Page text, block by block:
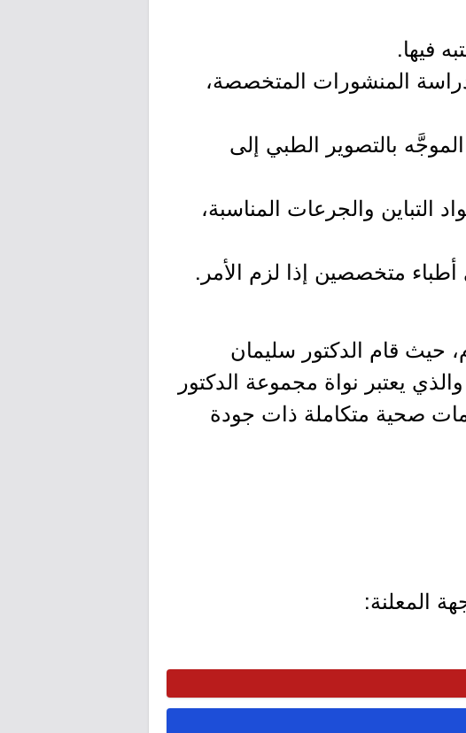
المنشورات المتخصصة،
بالتصوير الطبي إلى
التباين والجرعات المناسبة،
الدكتور سليمان الحبيب الطبيّة تأسست في عام 1995م، حيث قام الدكتور سليمان
يعتبر نواة مجموعة الدكتور
صحية متكاملة ذات جودة
المعلنة: